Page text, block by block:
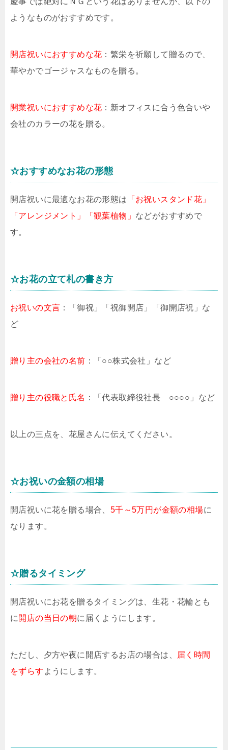
ようなものがおすすめです。
開店祝いにおすすめな花 ：繁栄を祈願して贈るので、
華やかでゴージャスなものを贈る。
開業祝いにおすすめな花 ：新オフィスに合う色合いや
会社のカラーの花を贈る。
☆おすすめなお花の形態
開店祝いに最適なお花の形態は 「お祝いスタンド花」
「アレンジメント」「観葉植物」 などがおすすめで
す。
☆お花の立て札の書き方
お祝いの文言 ：「御祝」「祝御開店」「御開店祝」な
ど
贈り主の会社の名前 ：「○○株式会社」など
贈り主の役職と氏名 ：「代表取締役社長 ○○○○」など
以上の三点を、花屋さんに伝えてください。
☆お祝いの金額の相場
開店祝いに花を贈る場合、 5千～5万円が金額の相場に
なります。
☆贈るタイミング
開店祝いにお花を贈るタイミングは、生花・花輪とも
に 開店の当日の朝に届くようにします。
ただし、夕方や夜に開店するお店の場合は、
届く時間
をずらす ようにします。